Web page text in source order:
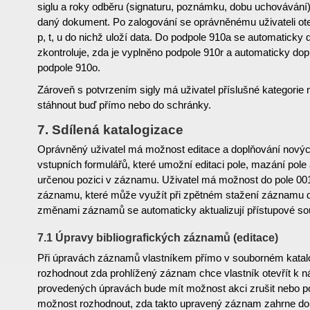
siglu a roky odběru (signaturu, poznámku, dobu
daný dokument. Po zalogování se oprávněnému uživateli
p, t, u do nichž uloží data. Do podpole 910a se automaticky
zkontroluje, zda je vyplněno podpole 910r a automaticky
podpole 910o.
Zároveň s potvrzením sigly má uživatel příslušné kategorie
stáhnout buď přímo nebo do schránky.
7. Sdílená katalogizace
Oprávněný uživatel má možnost editace a doplňování
vstupních formulářů, které umožní editaci pole, mazání pole
určenou pozici v záznamu. Uživatel má možnost do pole
záznamu, které může využít při zpětném stažení záznamu
změnami záznamů se automaticky aktualizují přístupové
7.1 Úpravy bibliografických záznamů (editace)
Při úpravách záznamů vlastníkem přímo v souborném
rozhodnout zda prohlížený záznam chce vlastník otevřít k
provedených úpravách bude mít možnost akci zrušit nebo
možnost rozhodnout, zda takto upravený záznam zahrne